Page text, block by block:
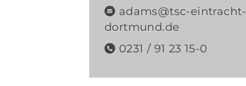
adams@tsc-eintracht-
dortmund.de
0231 / 91 23 15-0